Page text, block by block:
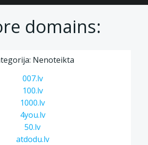
domains:
Nenoteikta
007.lv
100.lv
1000.lv
4you.lv
50.lv
atdodu.lv